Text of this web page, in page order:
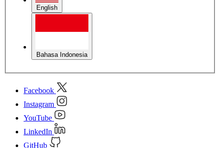
English
Bahasa Indonesia
Facebook
Instagram
YouTube
LinkedIn
GitHub